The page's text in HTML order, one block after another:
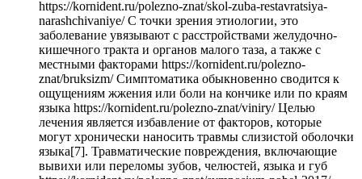
https://kornident.ru/polezno-znat/skol-zuba-restavratsiya-
narashchivaniye/ С точки зрения этиологии, это
заболевание увязывают с расстройствами желудочно-
кишечного тракта и органов малого таза, а также с
местными факторами https://kornident.ru/polezno-
znat/bruksizm/ Симптоматика обыкновенно сводится к
ощущениям жжения или боли на кончике или по краям
языка https://kornident.ru/polezno-znat/viniry/ Целью
лечения является избавление от факторов, которые
могут хронически наносить травмы слизистой оболочки
языка[7]. Травматические повреждения, включающие
вывихи или переломы зубов, челюстей, языка и губ